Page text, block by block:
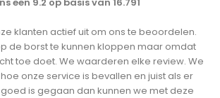
klanten actief uit om ons te beoordelen.
de borst te kunnen kloppen maar omdat
toe doet. We waarderen elke review. We
onze service is bevallen en juist als er
is gegaan dan kunnen we met deze